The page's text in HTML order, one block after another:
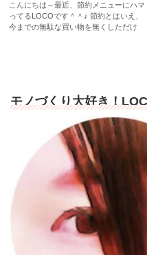
こんにちは～最近、節約メニューにハマ
ってるLOCOです＾＾♪ 節約とはいえ、
今までの無駄な買い物を無くしただけ
モノづくり大好き！